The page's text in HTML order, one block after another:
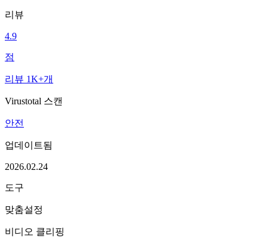
리뷰
4.9
점
리뷰 1K+개
Virustotal 스캔
안전
업데이트됨
2026.02.24
도구
맞춤설정
비디오 클리핑